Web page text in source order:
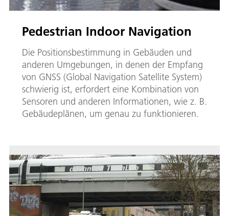
Pedestrian Indoor Navigation
Die Positionsbestimmung in Gebäuden und
anderen Umgebungen, in denen der Empfang
von GNSS (Global Navigation Satellite System)
schwierig ist, erfordert eine Kombination von
Sensoren und anderen Informationen, wie z. B.
Gebäudeplänen, um genau zu funktionieren.